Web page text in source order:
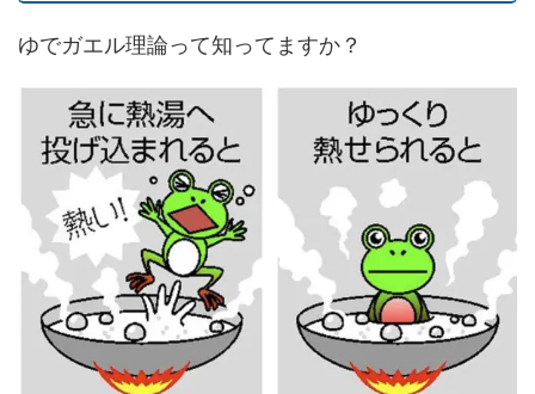
ゆでガエル理論って知ってますか？